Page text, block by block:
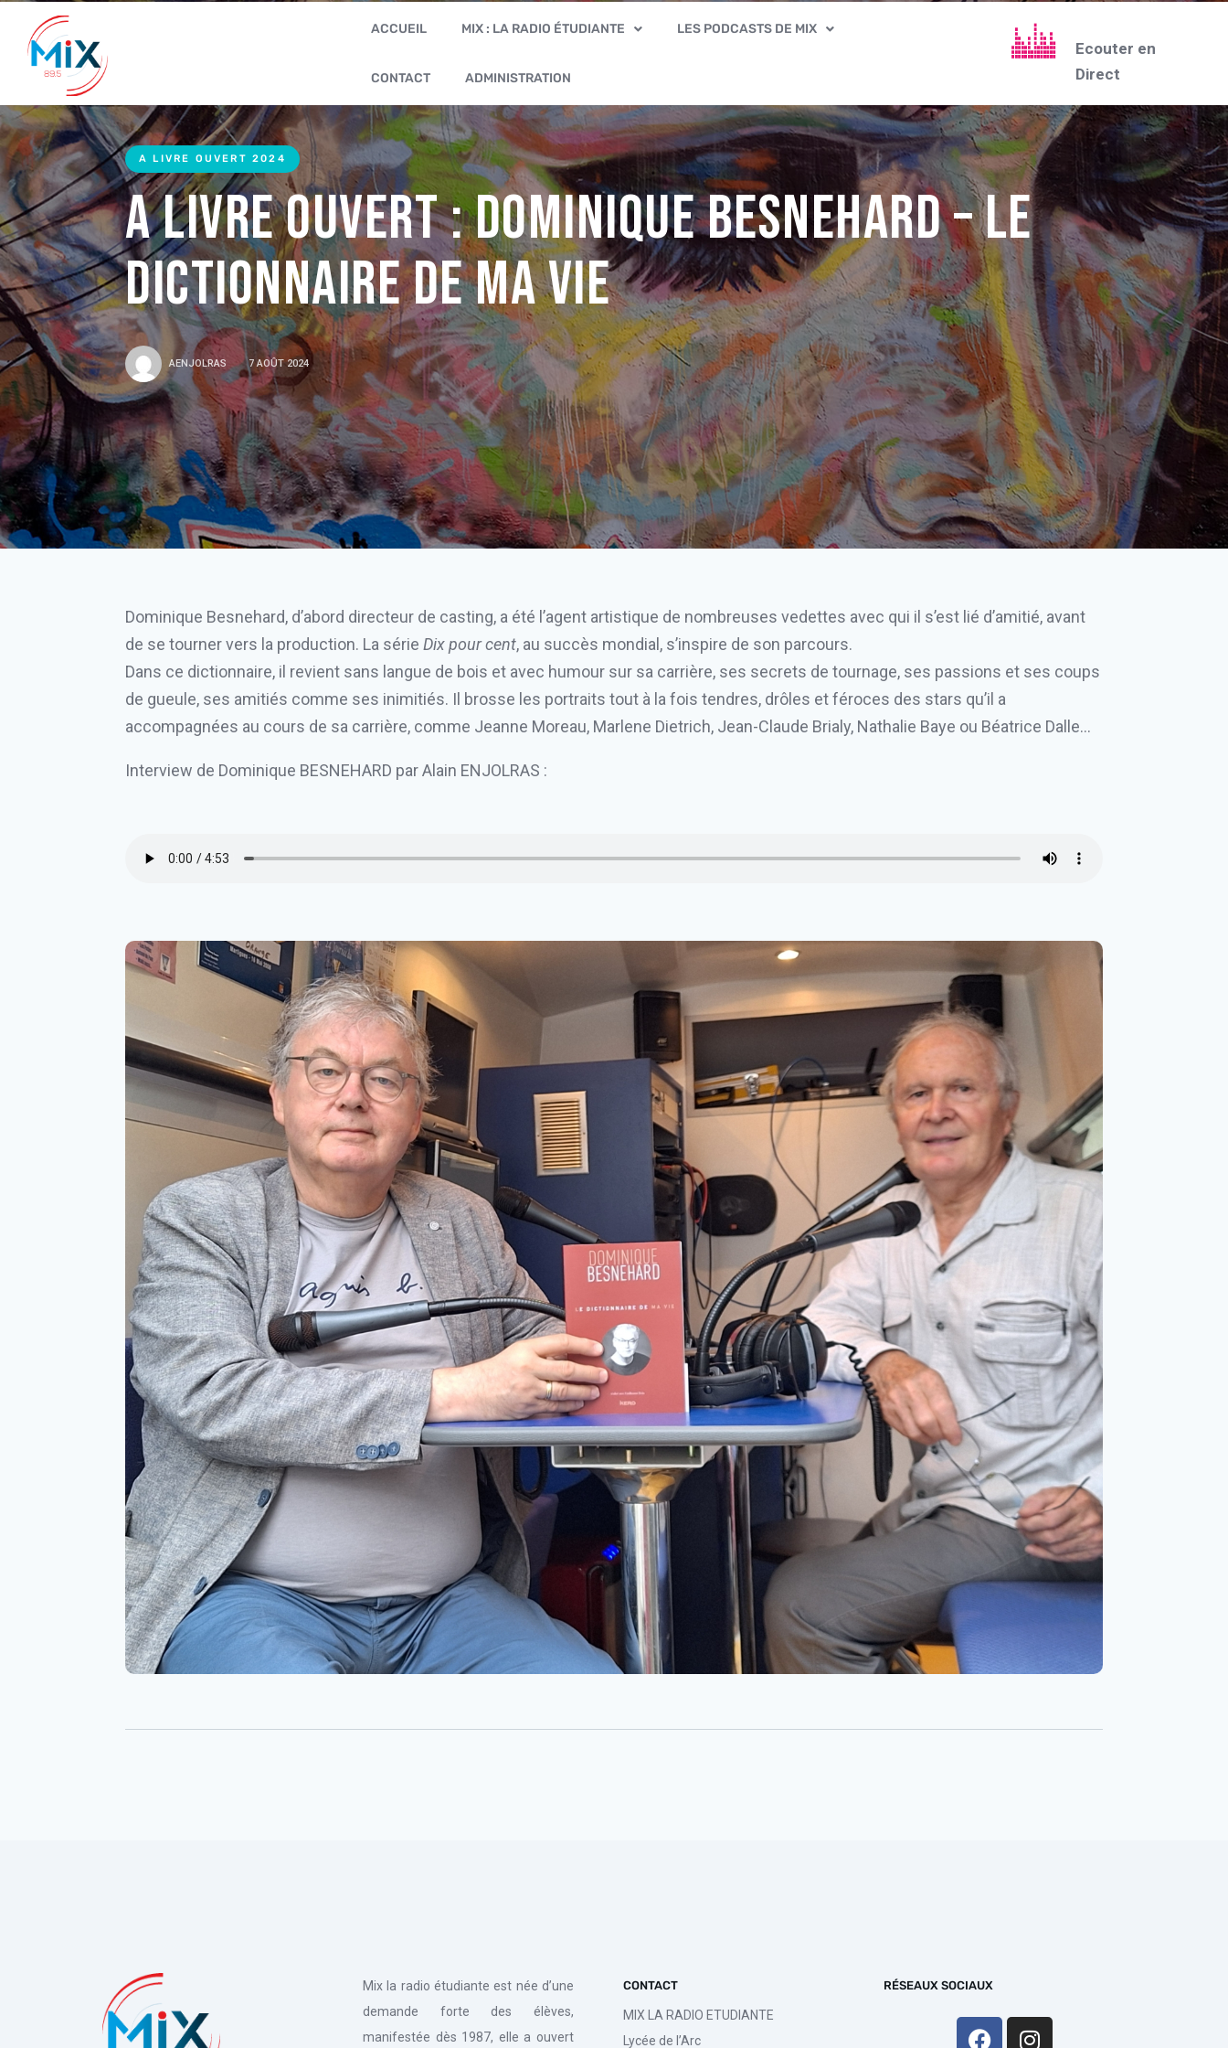
ACCUEIL MIX : LA RADIO ÉTUDIANTE LES PODCASTS DE MIX
CONTACT ADMINISTRATION
Ecouter en
Direct
A LIVRE OUVERT 2024
A Livre Ouvert : Dominique BESNEHARD – Le
dictionnaire de ma vie
AENJOLRAS 7 AOÛT 2024
Dominique Besnehard, d’abord directeur de casting, a été l’agent artistique de nombreuses vedettes avec qui il s’est lié d’amitié, avant
de se tourner vers la production. La série Dix pour cent, au succès mondial, s’inspire de son parcours.
Dans ce dictionnaire, il revient sans langue de bois et avec humour sur sa carrière, ses secrets de tournage, ses passions et ses coups
de gueule, ses amitiés comme ses inimitiés. Il brosse les portraits tout à la fois tendres, drôles et féroces des stars qu’il a
accompagnées au cours de sa carrière, comme Jeanne Moreau, Marlene Dietrich, Jean-Claude Brialy, Nathalie Baye ou Béatrice Dalle…
Interview de Dominique BESNEHARD par Alain ENJOLRAS :
Mix la radio étudiante est née d’une
demande forte des élèves,
manifestée dès 1987, elle a ouvert
CONTACT
MIX LA RADIO ETUDIANTE
Lycée de l’Arc
RÉSEAUX SOCIAUX